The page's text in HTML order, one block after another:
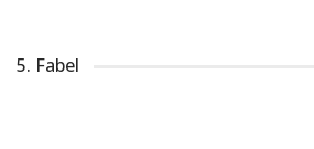
5. Fabel